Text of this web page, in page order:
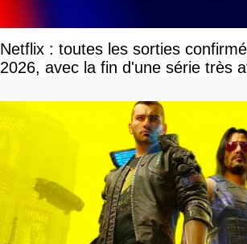
Netflix : toutes les sorties
2026, avec la fin d'une série très